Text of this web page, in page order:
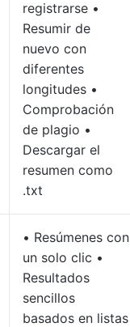
registrarse •
Resumir de
nuevo con
diferentes
longitudes •
Comprobación
de plagio •
Descargar el
resumen como
.txt
• Resúmenes con
un solo clic •
Resultados
sencillos
basados en listas